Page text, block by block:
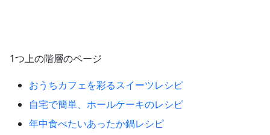
1つ上の階層のページ
おうちカフェを彩るスイーツレシピ
自宅で簡単、ホールケーキのレシピ
年中食べたいあったか鍋レシピ